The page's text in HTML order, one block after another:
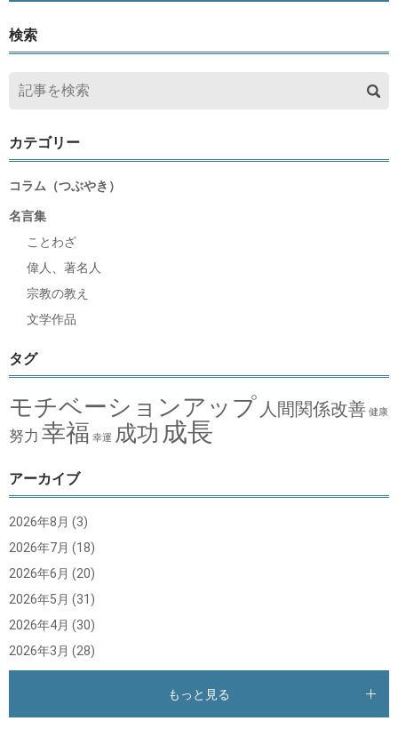
検索
カテゴリー
コラム（つぶやき）
名言集
ことわざ
偉人、著名人
宗教の教え
文学作品
タグ
モチベーションアップ 人間関係改善 健康
努力 幸福 幸運 成功 成長
アーカイブ
2026年8月 (3)
2026年7月 (18)
2026年6月 (20)
2026年5月 (31)
2026年4月 (30)
2026年3月 (28)
もっと見る